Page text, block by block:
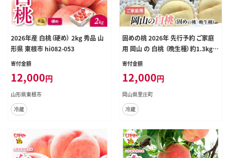
2026年産 白桃（硬め） 2kg 秀品 山
形県 東根市 hi082-053
寄付金額
12,000円
山形県東根市
冷蔵
固めの桃 2026年 先行予約 ご家庭
用 岡山 の 白桃 （晩生種）約1.3kg 4
～6玉 岡山県 フルーツ もも 桃 モモ
桃 モモ 訳あり くだもの 桃 もも 果
物 フルーツ 桃 もも
寄付金額
12,000円
岡山県里庄町
冷蔵